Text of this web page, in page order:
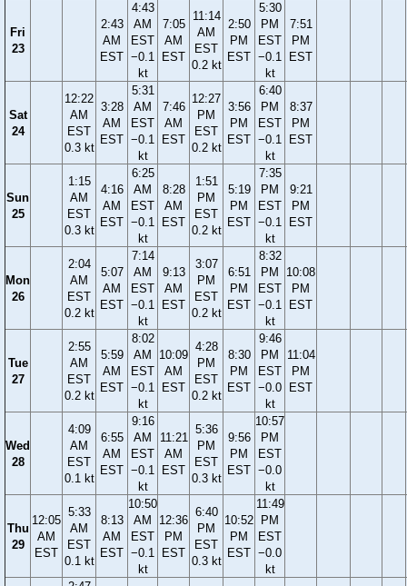
Fri
23
2:43
AM
EST
4:43
AM
EST
−0.1
kt
7:05
AM
EST
11:14
AM
EST
0.2 kt
2:50
PM
EST
5:30
PM
EST
−0.1
kt
7:51
PM
EST
Sat
24
12:22
AM
EST
0.3 kt
3:28
AM
EST
5:31
AM
EST
−0.1
kt
7:46
AM
EST
12:27
PM
EST
0.2 kt
3:56
PM
EST
6:40
PM
EST
−0.1
kt
8:37
PM
EST
Sun
25
1:15
AM
EST
0.3 kt
4:16
AM
EST
6:25
AM
EST
−0.1
kt
8:28
AM
EST
1:51
PM
EST
0.2 kt
5:19
PM
EST
7:35
PM
EST
−0.1
kt
9:21
PM
EST
Mon
26
2:04
AM
EST
0.2 kt
5:07
AM
EST
7:14
AM
EST
−0.1
kt
9:13
AM
EST
3:07
PM
EST
0.2 kt
6:51
PM
EST
8:32
PM
EST
−0.1
kt
10:08
PM
EST
Tue
27
2:55
AM
EST
0.2 kt
5:59
AM
EST
8:02
AM
EST
−0.1
kt
10:09
AM
EST
4:28
PM
EST
0.2 kt
8:30
PM
EST
9:46
PM
EST
−0.0
kt
11:04
PM
EST
Wed
28
4:09
AM
EST
0.1 kt
6:55
AM
EST
9:16
AM
EST
−0.1
kt
11:21
AM
EST
5:36
PM
EST
0.3 kt
9:56
PM
EST
10:57
PM
EST
−0.0
kt
Thu
29
12:05
AM
EST
5:33
AM
EST
0.1 kt
8:13
AM
EST
10:50
AM
EST
−0.1
kt
12:36
PM
EST
6:40
PM
EST
0.3 kt
10:52
PM
EST
11:49
PM
EST
−0.0
kt